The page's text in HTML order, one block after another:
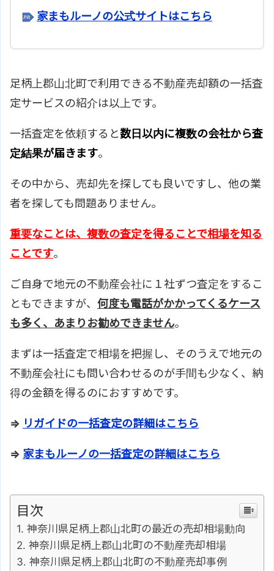
家まもルーノの公式サイトはこちら
足柄上郡山北町で利用できる不動産売却額の一括査
定サービスの紹介は以上です。
一括査定を依頼すると数日以内に複数の会社から査
定結果が届きます。
その中から、売却先を探しても良いですし、他の業
者を探しても問題ありません。
重要なことは、複数の査定を得ることで相場を知る
ことです。
ご自身で地元の不動産会社に１社ずつ査定をするこ
ともできますが、 何度も電話がかかってくるケース
も多く、あまりお勧めできません。
まずは一括査定で相場を把握し、そのうえで地元の
不動産会社にも問い合わせるのが手間も少なく、納
得の金額を得るのにおすすめです。
⇒ リガイドの一括査定の詳細はこちら
⇒ 家まもルーノの一括査定の詳細はこちら
目次
神奈川県足柄上郡山北町の最近の売却相場動向
神奈川県足柄上郡山北町の不動産売却相場
神奈川県足柄上郡山北町の不動産売却事例